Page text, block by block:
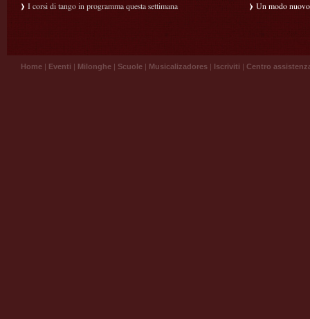
I corsi di tango in programma questa settimana
Un modo
Home | Eventi | Milonghe | Scuole | Musicalizadores | Iscriviti | Centro